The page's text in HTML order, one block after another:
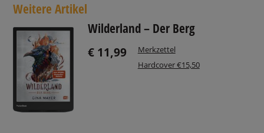
Weitere Artikel
Wilderland – Der Berg
€ 11,99
Merkzettel
Hardcover €15,50